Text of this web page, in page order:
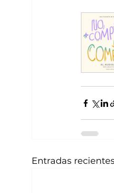
Entradas